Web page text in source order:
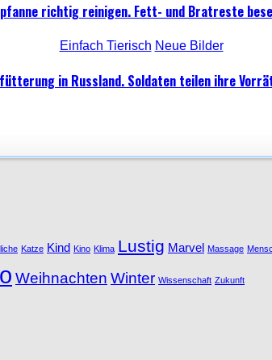
richtig reinigen. Fett- und Bratreste
Einfach Tierisch Neue Bilder
in Russland. Soldaten teilen ihre
Katze Kind Kino Klima Lustig Marvel Massage
Weihnachten Winter Wissenschaft Zukunft